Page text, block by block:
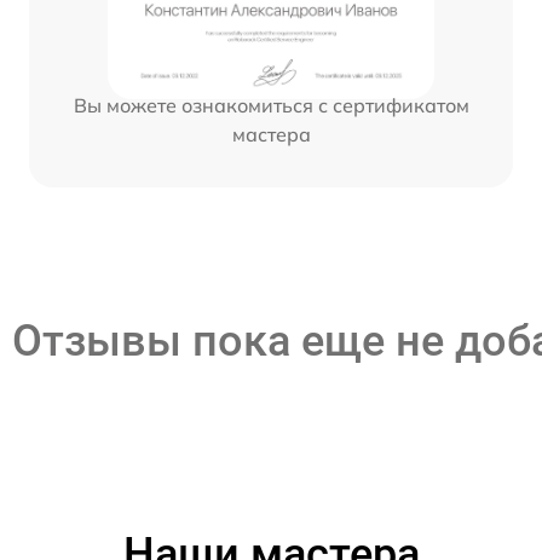
Вы можете ознакомиться с сертификатом
мастера
Отзывы пока еще не